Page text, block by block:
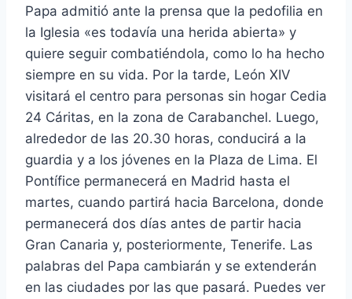
Papa admitió ante la prensa que la pedofilia en
la Iglesia «es todavía una herida abierta» y
quiere seguir combatiéndola, como lo ha hecho
siempre en su vida. Por la tarde, León XIV
visitará el centro para personas sin hogar Cedia
24 Cáritas, en la zona de Carabanchel. Luego,
alrededor de las 20.30 horas, conducirá a la
guardia y a los jóvenes en la Plaza de Lima. El
Pontífice permanecerá en Madrid hasta el
martes, cuando partirá hacia Barcelona, ​​donde
permanecerá dos días antes de partir hacia
Gran Canaria y, posteriormente, Tenerife. Las
palabras del Papa cambiarán y se extenderán
en las ciudades por las que pasará. Puedes ver